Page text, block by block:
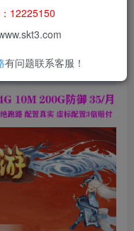
商业运营与违法、侵权
小时内删除，违规后
12225150
有问题联系客服！